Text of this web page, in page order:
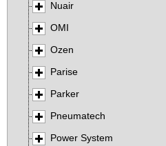
Nuair
OMI
Ozen
Parise
Parker
Pneumatech
Power System